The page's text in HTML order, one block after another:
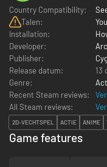
Country Compatibility:
Talen:
Installation:
Developer:
Publisher:
Release datum:
13
Genre:
Recent Steam reviews:
All Steam reviews:
2D-VECHTSPEL ACTIE ANIME
Game features